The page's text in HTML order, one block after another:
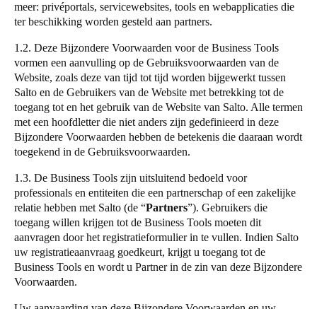
Čeština
Denmark
Danskere English
Sweden
SvenskaEnglish
Norway
NorskEnglish
Finland
FinnishEnglish
meer: privéportals, servicewebsites, tools en webapplicaties die
ter beschikking worden gesteld aan partners.
1.2. Deze Bijzondere Voorwaarden voor de Business Tools
vormen een aanvulling op de Gebruiksvoorwaarden van de
Website, zoals deze van tijd tot tijd worden bijgewerkt tussen
Salto en de Gebruikers van de Website met betrekking tot de
toegang tot en het gebruik van de Website van Salto. Alle termen
met een hoofdletter die niet anders zijn gedefinieerd in deze
Bijzondere Voorwaarden hebben de betekenis die daaraan wordt
toegekend in de Gebruiksvoorwaarden.
1.3. De Business Tools zijn uitsluitend bedoeld voor
professionals en entiteiten die een partnerschap of een zakelijke
relatie hebben met Salto (de “Partners”). Gebruikers die
toegang willen krijgen tot de Business Tools moeten dit
aanvragen door het registratieformulier in te vullen. Indien Salto
uw registratieaanvraag goedkeurt, krijgt u toegang tot de
Business Tools en wordt u Partner in de zin van deze Bijzondere
Voorwaarden.